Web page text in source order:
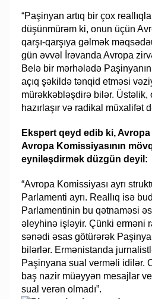
“Paşinyan artıq bir çox
düşünmürəm ki, onun üçün
qarşı-qarşıya gəlmək
gün əvvəl İrəvanda Avropa
Belə bir mərhələdə
açıq şəkildə tənqid etməsi
mürəkkəbləşdirə bilər. Üstəlik,
hazırlaşır və radikal müxalifət
Ekspert qeyd edib ki,
Avropa Komissiyasının
eyniləşdirmək düzgün deyil:
“Avropa Komissiyası ayrı
Parlamenti ayrı. Reallıq isə
Parlamentinin bu qətnaməsi
əleyhinə işləyir. Çünki erməni
sənədi əsas götürərək
bilərlər. Ermənistanda
Paşinyana sual verməli idilər.
baş nazir müəyyən mesajlar
sual verən olmadı”.